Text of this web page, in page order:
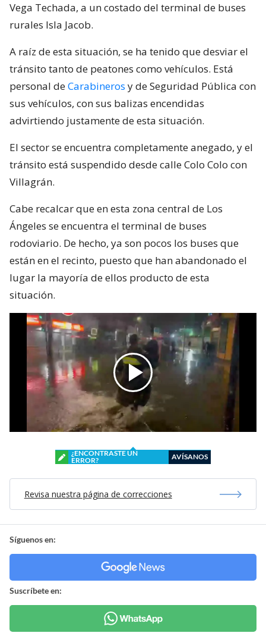
Vega Techada, a un costado del terminal de buses
rurales Isla Jacob.
A raíz de esta situación, se ha tenido que desviar el
tránsito tanto de peatones como vehículos. Está
personal deCarabineros y de Seguridad Pública con
sus vehículos, con sus balizas encendidas
advirtiendo justamente de esta situación.
El sector se encuentra completamente anegado, y el
tránsito está suspendido desde calle Colo Colo con
Villagrán.
Cabe recalcar que en esta zona central de Los
Ángeles se encuentra el terminal de buses
rodoviario. De hecho, ya son pocos los buses que
están en el recinto, puesto que han abandonado el
lugar la mayoría de ellos producto de esta
situación.
¿ENCONTRASTE UN
ERROR?
AVÍSANOS
Revisa nuestra página de correcciones
Síguenos en:
Suscríbete en: